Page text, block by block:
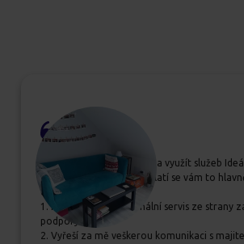
Pokud se rozhodujete, zda využít služeb
určitě jim dejte šanci, vyplatí se vám to
důvodů:
1. Příjemný a profesionální servis ze strany
podpory
2. Vyřeší za mě veškerou komunikaci s